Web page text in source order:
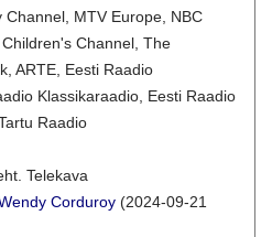
Channel, MTV Europe, NBC
Channel, The
ARTE, Eesti Raadio
Klassikaraadio, Eesti Raadio
Raadio
Telekava
Corduroy (2024-09-21